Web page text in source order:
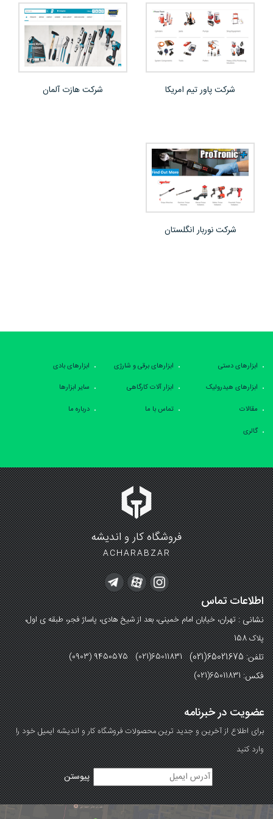
شرکت پاور تیم امریکا شرکت هازت آلمان
شرکت نوربار انگلستان
ابزارهای دستی ابزارهای برقی و شارژی
ابزارهای بادی
ابزارهای هیدرولیک
ابزار آلات کارگاهی
سایر ابزارها
مقالات
تماس با ما
درباره ما
گالری
فروشگاه کار و اندیشه
ACHARABZAR
اطلاعات تماس
نشانی :تهران، خیابان امام خمینی، بعد از شیخ هادی، پاساژ فجر، طبقه ی اول،
پلاک 158
تلفن: 65021675(021) (0903) 9450575 (021)65011831
فکس:(021)65011831
عضویت در خبرنامه
برای اطلاع از آخرین و جدید ترین محصولات فروشگاه کار و اندیشه ایمیل خود را
وارد کنید